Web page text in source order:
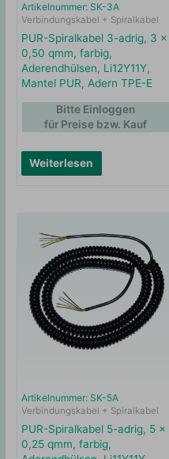
Artikelnummer: SK-3A
Verbindungskabel + Spiralkabel
PUR-Spiralkabel 3-adrig, 3 x
0,50 qmm, farbig,
Aderendhülsen, Li12Y11Y,
Mantel PUR, Adern TPE-E
Weiterlesen
Bitte Einloggen
für Preise bzw. Kauf
Artikelnummer: SK-5A
Verbindungskabel + Spiralkabel
PUR-Spiralkabel 5-adrig, 5 x
0,25 qmm, farbig,